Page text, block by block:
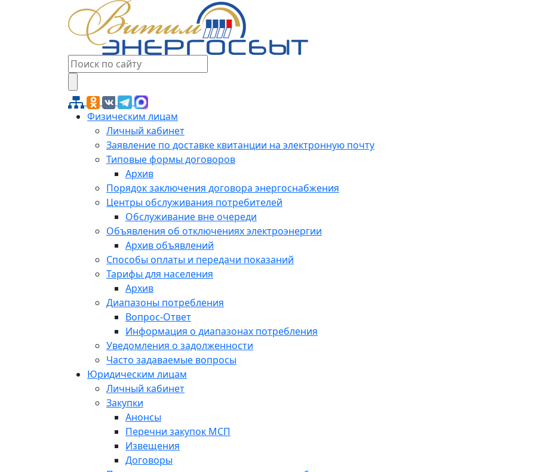
Физическим лицам
Личный кабинет
Заявление по доставке квитанции на электронную почту
Типовые формы договоров
Архив
Порядок заключения договора энергоснабжения
Центры обслуживания потребителей
Обслуживание вне очереди
Объявления об отключениях электроэнергии
Архив объявлений
Способы оплаты и передачи показаний
Тарифы для населения
Архив
Диапазоны потребления
Вопрос-Ответ
Информация о диапазонах потребления
Уведомления о задолженности
Часто задаваемые вопросы
Юридическим лицам
Личный кабинет
Закупки
Анонсы
Перечни закупок МСП
Извещения
Договоры